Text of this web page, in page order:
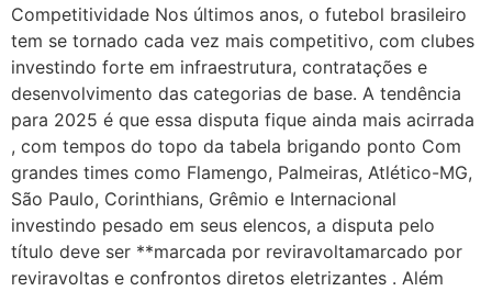
Competitividade Nos últimos anos, o futebol brasileiro
tem se tornado cada vez mais competitivo, com clubes
investindo forte em infraestrutura, contratações e
desenvolvimento das categorias de base. A tendência
para 2025 é que essa disputa fique ainda mais acirrada
, com tempos do topo da tabela brigando ponto Com
grandes times como Flamengo, Palmeiras, Atlético-MG,
São Paulo, Corinthians, Grêmio e Internacional
investindo pesado em seus elencos, a disputa pelo
título deve ser **marcada por reviravoltamarcado por
reviravoltas e confrontos diretos eletrizantes . Além